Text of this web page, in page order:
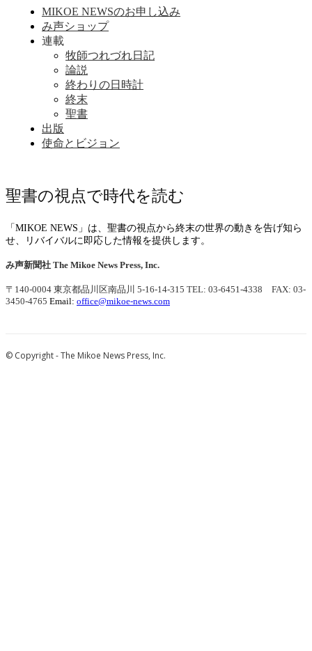
MIKOE NEWSのお申し込み
み声ショップ
連載
牧師つれづれ日記
論説
終わりの日時計
終末
聖書
出版
使命とビジョン
聖書の視点で時代を読む
「MIKOE NEWS」は、聖書の視点から終末の世界の動きを告げ知ら
せ、リバイバルに即応した情報を提供します。
み声新聞社 The Mikoe News Press, Inc.
〒140-0004 東京都品川区南品川 5-16-14-315 TEL: 03-6451-4338 FAX: 03-
3450-4765 Email: office@mikoe-news.com
© Copyright - The Mikoe News Press, Inc.